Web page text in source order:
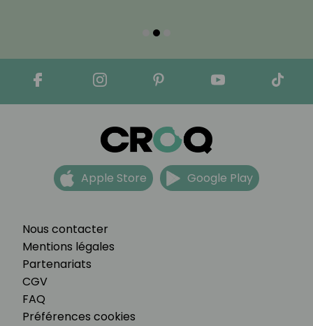
Nous contacter
Mentions légales
Partenariats
CGV
FAQ
Préférences cookies
Apple Store Google Play